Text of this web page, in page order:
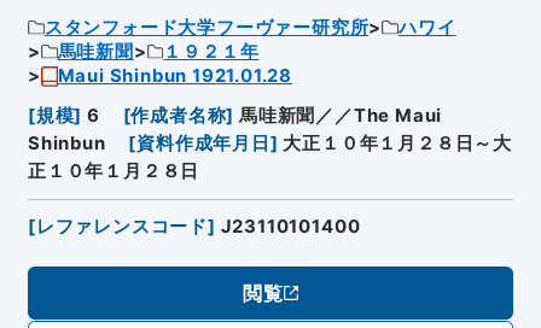
スタンフォード大学フーヴァー研究所
ハワイ
馬哇新聞
１９２１年
Maui Shinbun 1921.01.28
[規模] 6 [作成者名称] 馬哇新聞／／The Maui
Shinbun
[資料作成年月日 ] 大正１０年１月２８日～大
正１０年１月２８日
[レファレンスコード] J23110101400
閲覧